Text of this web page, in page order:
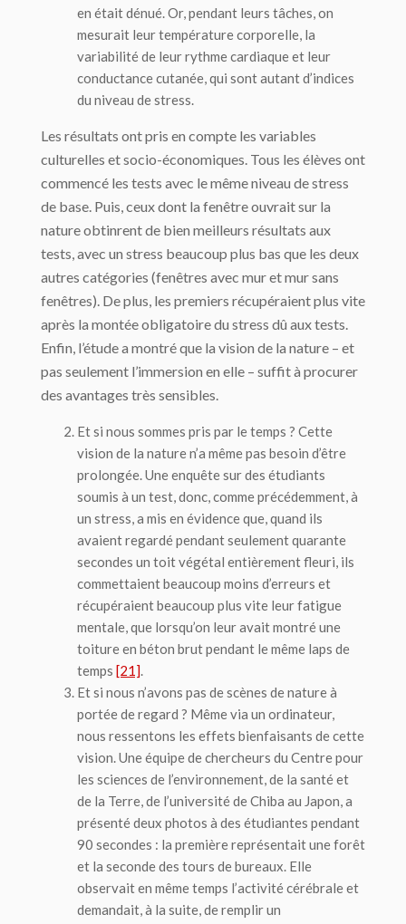
en était dénué. Or, pendant leurs tâches, on
mesurait leur température corporelle, la
variabilité de leur rythme cardiaque et leur
conductance cutanée, qui sont autant d’indices
du niveau de stress.
Les résultats ont pris en compte les variables
culturelles et socio-économiques. Tous les élèves ont
commencé les tests avec le même niveau de stress
de base. Puis, ceux dont la fenêtre ouvrait sur la
nature obtinrent de bien meilleurs résultats aux
tests, avec un stress beaucoup plus bas que les deux
autres catégories (fenêtres avec mur et mur sans
fenêtres). De plus, les premiers récupéraient plus vite
après la montée obligatoire du stress dû aux tests.
Enfin, l’étude a montré que la vision de la nature – et
pas seulement l’immersion en elle – suffit à procurer
des avantages très sensibles.
Et si nous sommes pris par le temps ? Cette
vision de la nature n’a même pas besoin d’être
prolongée. Une enquête sur des étudiants
soumis à un test, donc, comme précédemment, à
un stress, a mis en évidence que, quand ils
avaient regardé pendant seulementquarante
secondes un toit végétal entièrement fleuri, ils
commettaient beaucoup moins d’erreurs et
récupéraient beaucoup plus vite leur fatigue
mentale, que lorsqu’on leur avait montré une
toiture en béton brut pendant le même laps de
temps [21].
Et si nous n’avons pas de scènes de nature à
portée de regard ? Mêmevia un ordinateur,
nous ressentons les effets bienfaisants de cette
vision. Une équipe de chercheurs du Centre pour
les sciences de l’environnement, de la santé et
de la Terre, de l’université de Chiba au Japon, a
présenté deux photos à des étudiantes pendant
90 secondes : la première représentait une forêt
et la seconde des tours de bureaux. Elle
observait en même temps l’activité cérébrale et
demandait, à la suite, de remplir un